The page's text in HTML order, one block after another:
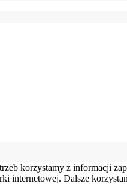
korzystamy z informacji
Dalsze